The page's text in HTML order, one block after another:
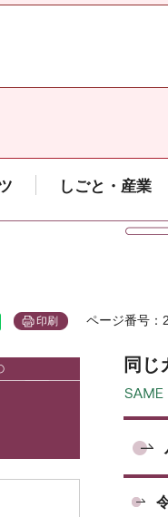
しごと・産業
印刷 ページ番号：
同じ